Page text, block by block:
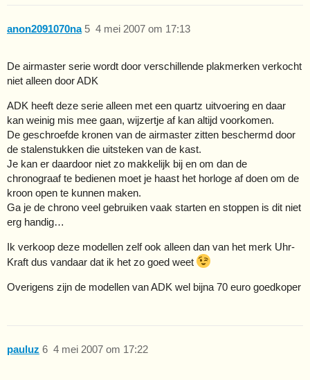
anon2091070na 4 mei 2007 om 17:13
5
De airmaster serie wordt door verschillende plakmerken verkocht
niet alleen door ADK
ADK heeft deze serie alleen met een quartz uitvoering en daar
kan weinig mis mee gaan, wijzertje af kan altijd voorkomen.
De geschroefde kronen van de airmaster zitten beschermd door
de stalenstukken die uitsteken van de kast.
Je kan er daardoor niet zo makkelijk bij en om dan de
chronograaf te bedienen moet je haast het horloge af doen om de
kroon open te kunnen maken.
Ga je de chrono veel gebruiken vaak starten en stoppen is dit niet
erg handig…
Ik verkoop deze modellen zelf ook alleen dan van het merk Uhr-
Kraft dus vandaar dat ik het zo goed weet
Overigens zijn de modellen van ADK wel bijna 70 euro goedkoper
pauluz 4 mei 2007 om 17:22
6